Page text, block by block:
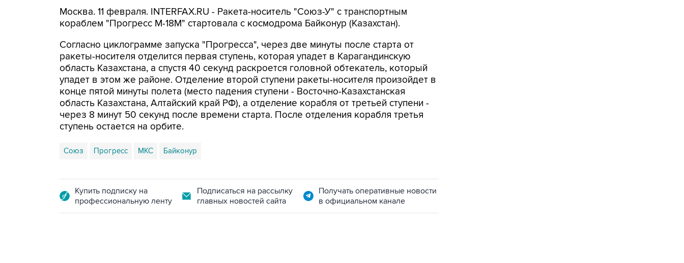
Москва. 11 февраля. INTERFAX.RU - Ракета-носитель "Союз-У" с транспортным
кораблем "Прогресс М-18М" стартовала с космодрома Байконур (Казахстан).
Согласно циклограмме запуска "Прогресса", через две минуты после старта от
ракеты-носителя отделится первая ступень, которая упадет в Карагандинскую
область Казахстана, а спустя 40 секунд раскроется головной обтекатель, который
упадет в этом же районе. Отделение второй ступени ракеты-носителя произойдет в
конце пятой минуты полета (место падения ступени - Восточно-Казахстанская
область Казахстана, Алтайский край РФ), а отделение корабля от третьей ступени -
через 8 минут 50 секунд после времени старта. После отделения корабля третья
ступень остается на орбите.
Союз Прогресс МКС Байконур
Купить подписку на
профессиональную ленту
Подписаться на рассылку
главных новостей сайта
Получать оперативные новости
в официальном канале